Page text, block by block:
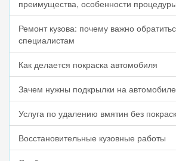
преимущества, особенности процедуры
Ремонт кузова: почему важно
специалистам
Как делается покраска автомобиля
Зачем нужны подкрылки на автомобиле
Услуга по удалению вмятин без
Восстановительные кузовные работы